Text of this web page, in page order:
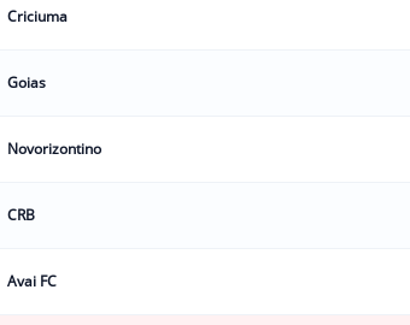
Criciuma
Goias
Novorizontino
CRB
Avai FC